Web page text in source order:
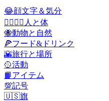
😂顔文字＆気分
👩‍❤️‍💋‍👨 人と体
🐝動物と自然
🍕フード&ドリンク
🌇旅行と場所
🥎活動
📙 アイテム
💯記号
🇺🇸旗